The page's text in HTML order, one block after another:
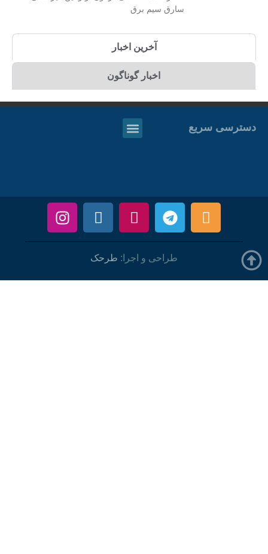
سارق سیم برق
آخرین اخبار
اخبار گوناگون
دسترسی سریع
طراحی و اجرا: طرحک